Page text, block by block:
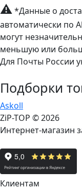
⚠*Данные о
автоматически по
могут
меньшую или
Для Почты России
Подборки
Askoll
ZiP-TOP © 2026
Интернет-магазин
Клиентам